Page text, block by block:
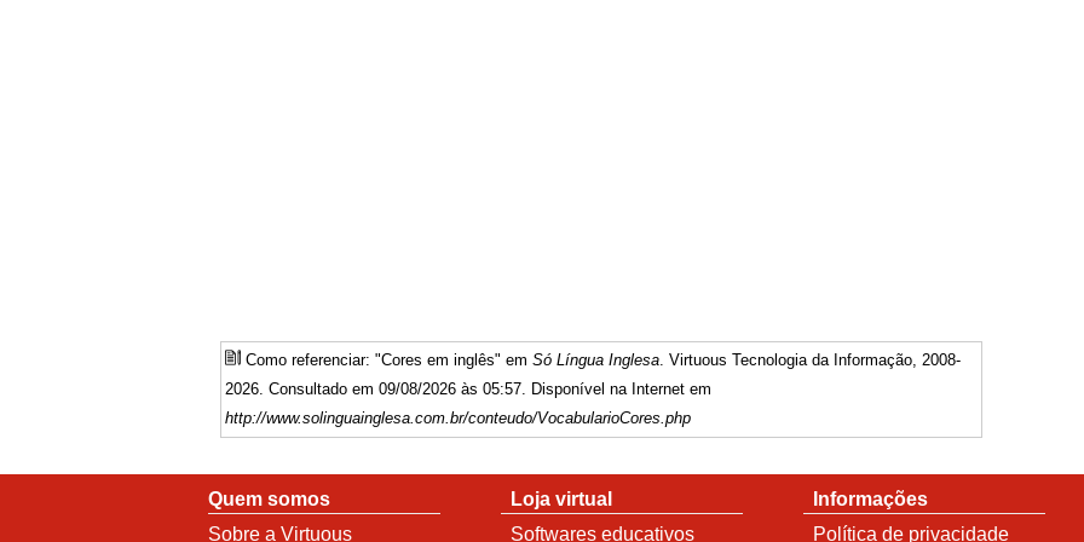
Como referenciar: "Cores em inglês" em Só Língua Inglesa . Virtuous Tecnologia da Informação, 2008-
2026. Consultado em 09/08/2026 às 05:57. Disponível na Internet em
http://www.solinguainglesa.com.br/conteudo/VocabularioCores.php
Quem somos
Sobre a Virtuous
Loja virtual
Softwares educativos
Informações
Política de privacidade